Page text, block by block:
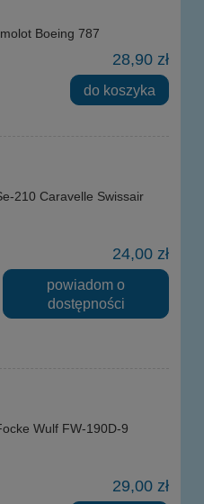
Boeing 787
28,90 zł
do koszyka
210 Caravelle Swissair
24,00 zł
powiadom o
dostępności
Wulf FW-190D-9
29,00 zł